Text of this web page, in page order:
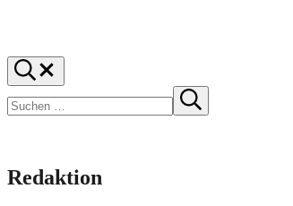
f1rstlife
Und
was
denkst
du?
Suchen
…
Suche
starten
Redaktion